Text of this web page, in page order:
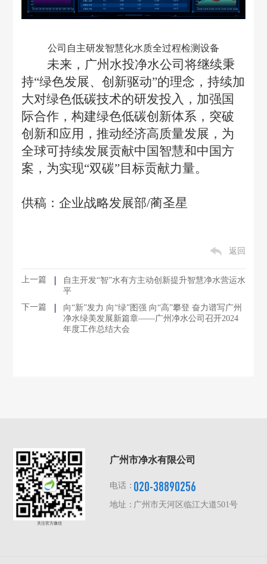
公司自主研发智慧化水质全过程检测设备
未来，广州水投净水公司将继续秉
持“绿色发展、创新驱动”的理念，持续加
大对绿色低碳技术的研发投入，加强国
际合作，构建绿色低碳创新体系，突破
创新和应用，推动经济高质量发展，为
全球可持续发展贡献中国智慧和中国方
案，为实现“双碳”目标贡献力量。
供稿：企业战略发展部/蔺圣星
返回
上一篇
自主开发“智”水有方主动创新提升智慧净水营运水
平
下一篇
向“新”发力 向“绿”图强 向“高”攀登 奋力谱写广州
净水绿美发展新篇章——广州净水公司召开2024
年度工作总结大会
广州市净水有限公司
电话：020-38890256
地址：广州市天河区临江大道501号
关注官方微信